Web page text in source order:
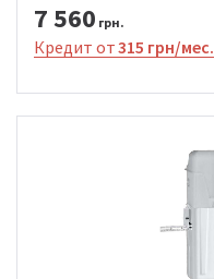
7 560 грн.
Кредит от315 грн/мес.